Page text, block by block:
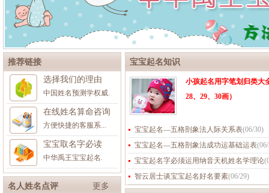
推荐链接
选择我们的理由
中国姓名预测学权威.
在线姓名算命咨询
方便快捷的客服系...
宝宝取名字必读
中华禹王宝宝起名.
名人姓名点评 更多
宝宝起名知识
小孩起名用字笔划归类大
28、29、30画）
宝宝起名—五格剖象法人际关系表(06/30)
宝宝起名—五格剖象法成功运基础运表(
宝宝起名字必须运用纳音天机姓名学理论(
智云居士谈宝宝起名好名要素(06/29)